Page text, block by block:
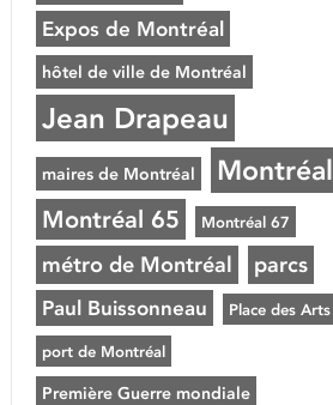
Expos de Montréal
hôtel de ville de Montréal
Jean Drapeau
maires de Montréal Montréal
Montréal 65 Montréal 67
métro de Montréal parcs
Paul Buissonneau Place des Arts
port de Montréal
Première Guerre mondiale